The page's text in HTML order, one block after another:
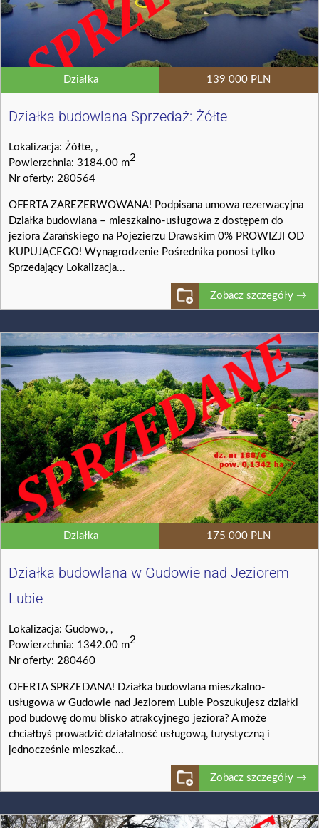
Działka 139 000 PLN
Działka budowlana Sprzedaż: Żółte
Lokalizacja: Żółte, ,
Powierzchnia: 3184.00 m2
Nr oferty: 280564
OFERTA ZAREZERWOWANA! Podpisana umowa rezerwacyjna
Działka budowlana – mieszkalno-usługowa z dostępem do
jeziora Zarańskiego na Pojezierzu Drawskim 0% PROWIZJI OD
KUPUJĄCEGO! Wynagrodzenie Pośrednika ponosi tylko
Sprzedający Lokalizacja...
Zobacz szczegóły →
Działka 175 000 PLN
Działka budowlana w Gudowie nad Jeziorem
Lubie
Lokalizacja: Gudowo, ,
Powierzchnia: 1342.00 m2
Nr oferty: 280460
OFERTA SPRZEDANA! Działka budowlana mieszkalno-
usługowa w Gudowie nad Jeziorem Lubie Poszukujesz działki
pod budowę domu blisko atrakcyjnego jeziora? A może
chciałbyś prowadzić działalność usługową, turystyczną i
jednocześnie mieszkać...
Zobacz szczegóły →